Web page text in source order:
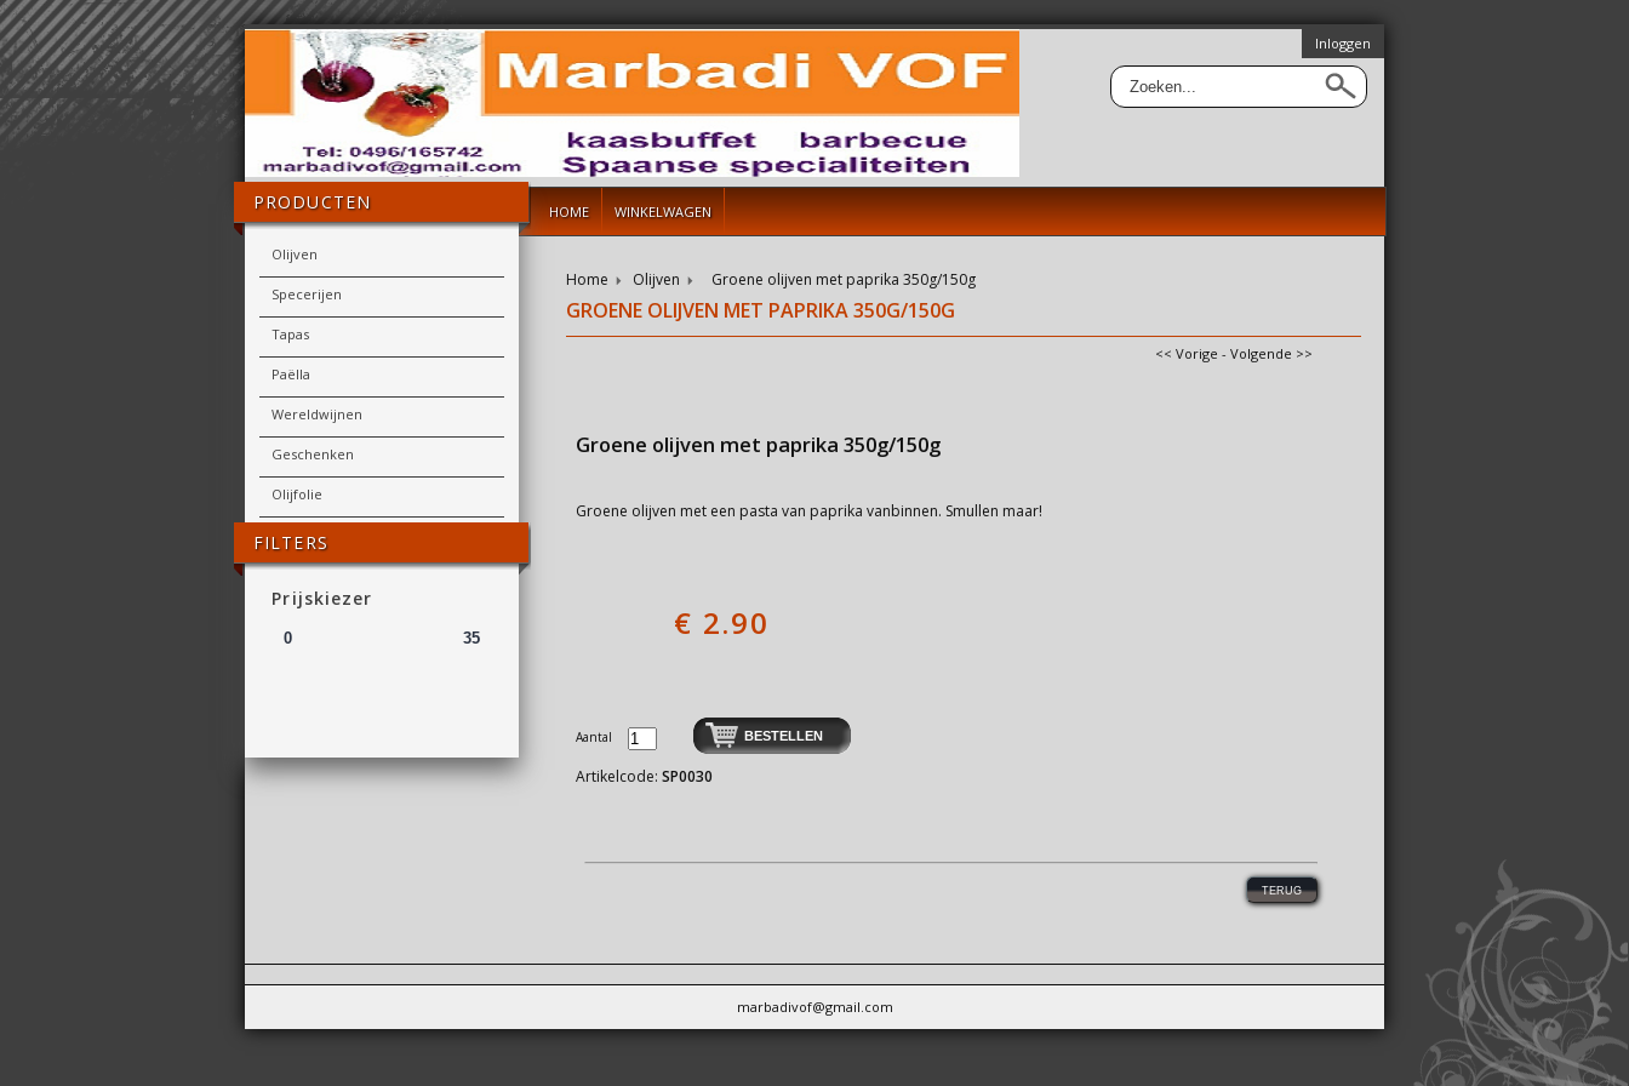
Inloggen
HOME WINKELWAGEN
PRODUCTEN
Olijven
Specerijen
Tapas
Paëlla
Wereldwijnen
Geschenken
Olijfolie
FILTERS
Prijskiezer
Home Olijven Groene olijven met paprika 350g/150g
GROENE OLIJVEN MET PAPRIKA 350G/150G
<< Vorige -Volgende >>
Groene olijven met paprika 350g/150g
Groene olijven met een pasta van paprika vanbinnen. Smullen maar!
€ 2.90
Aantal
Artikelcode:SP0030
marbadivof@gmail.com